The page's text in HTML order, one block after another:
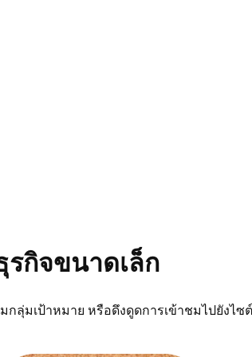
กิจขนาดเล็ก
ลุ่มเป้าหมาย หรือดึงดูดการเข้าชมไปยังไ